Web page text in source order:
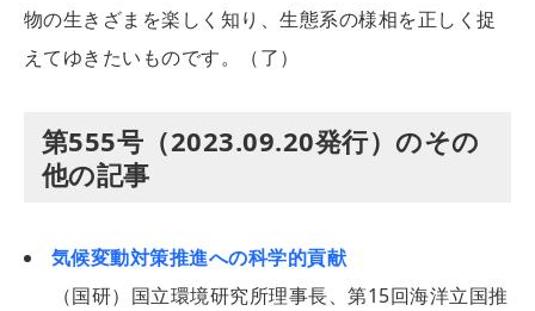
物の生きざまを楽しく知り、生態系の様相を正しく捉
えてゆきたいものです。（了）
第555号（2023.09.20発行）のその
他の記事
気候変動対策推進への科学的貢献
（国研）国立環境研究所理事長、第15回海洋立国推